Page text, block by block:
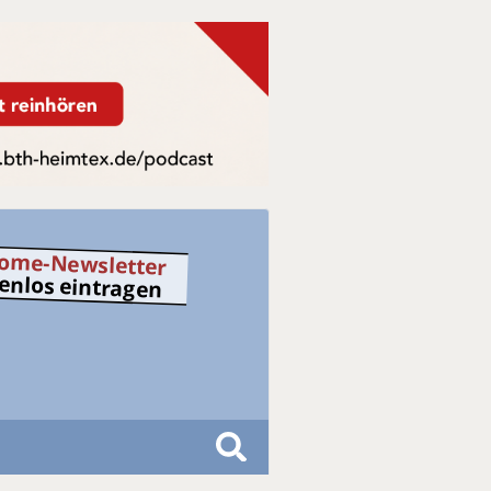
Newsletter
eintragen
S